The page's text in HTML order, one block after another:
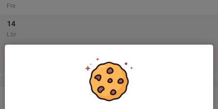
Fre
14
Lör
v.47